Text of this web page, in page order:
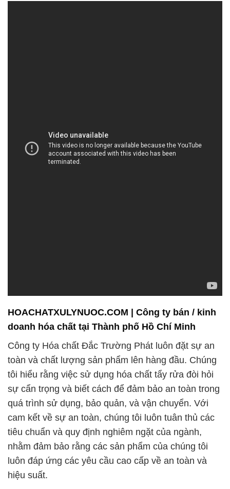
HOACHATXULYNUOC.COM | Công ty bán / kinh
doanh hóa chất tại Thành phố Hồ Chí Minh
Công ty Hóa chất Đắc Trường Phát luôn đặt sự an
toàn và chất lượng sản phẩm lên hàng đầu. Chúng
tôi hiểu rằng việc sử dụng hóa chất tẩy rửa đòi hỏi
sự cẩn trọng và biết cách để đảm bảo an toàn trong
quá trình sử dụng, bảo quản, và vận chuyển. Với
cam kết về sự an toàn, chúng tôi luôn tuân thủ các
tiêu chuẩn và quy định nghiêm ngặt của ngành,
nhằm đảm bảo rằng các sản phẩm của chúng tôi
luôn đáp ứng các yêu cầu cao cấp về an toàn và
hiệu suất.